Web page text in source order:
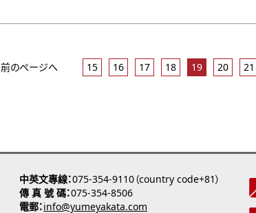
前のページへ 15 16 17 18 19 20 21
中英文專線 075-354-9110（country code+81）
傳 真 號 碼 075-354-8506
電郵 info@yumeyakata.com